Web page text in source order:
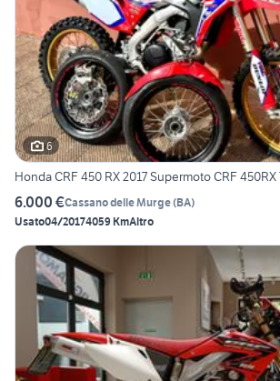
6
Honda CRF 450 RX 2017 Supermoto CRF 450RX
6.000 €Cassano delle Murge(BA)
Usato04/20174059 KmAltro